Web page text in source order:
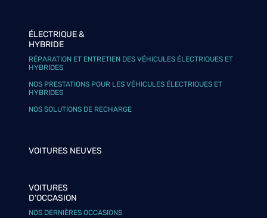
ÉLECTRIQUE &
HYBRIDE
RÉPARATION ET ENTRETIEN DES VÉHICULES ÉLECTRIQUES ET
HYBRIDES
NOS PRESTATIONS POUR LES VÉHICULES ÉLECTRIQUES ET
HYBRIDES
NOS SOLUTIONS DE RECHARGE
VOITURES NEUVES
VOITURES
D'OCCASION
NOS DERNIÈRES OCCASIONS